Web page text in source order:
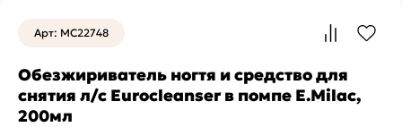
Арт: MC22748
Обезжириватель ногтя и средство для
снятия л/с Eurocleanser в помпе E.Milac,
200мл